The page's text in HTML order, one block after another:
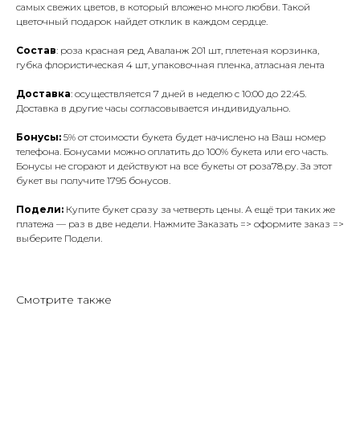
самых свежих цветов, в который вложено много любви. Такой
цветочный подарок найдет отклик в каждом сердце.
Состав: роза красная ред Аваланж 201 шт, плетеная корзинка,
губка флористическая 4 шт, упаковочная пленка, атласная лента
Доставка: осуществляется 7 дней в неделю с 10:00 до 22:45.
Доставка в другие часы согласовывается индивидуально.
Бонусы: 5% от стоимости букета будет начислено на Ваш номер
телефона. Бонусами можно оплатить до 100% букета или его часть.
Бонусы не сгорают и действуют на все букеты от роза78.ру. За этот
букет вы получите 1795 бонусов.
Подели: Купите букет сразу за четверть цены. А ещё три таких же
платежа — раз в две недели. Нажмите Заказать => оформите заказ =>
выберите Подели.
Смотрите также